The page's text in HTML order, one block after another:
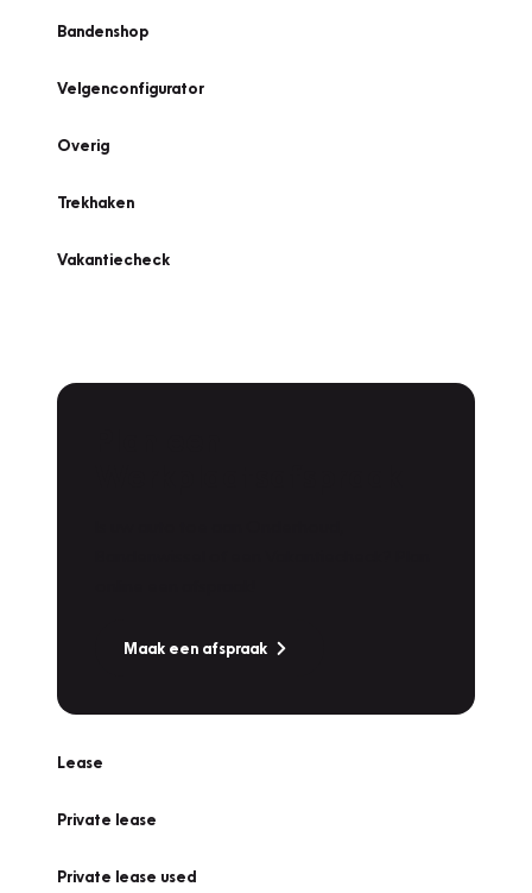
Bandenshop
Velgenconfigurator
Overig
Trekhaken
Vakantiecheck
Maak een afspraak
Lease
Private lease
Private lease used